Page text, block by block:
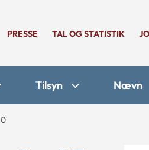
PRESSE TAL OG STATISTIK
Tilsyn Nævn